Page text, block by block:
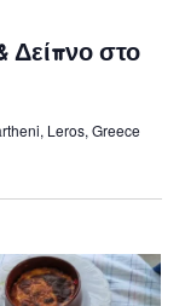
Δείπνο στο
Leros, Greece